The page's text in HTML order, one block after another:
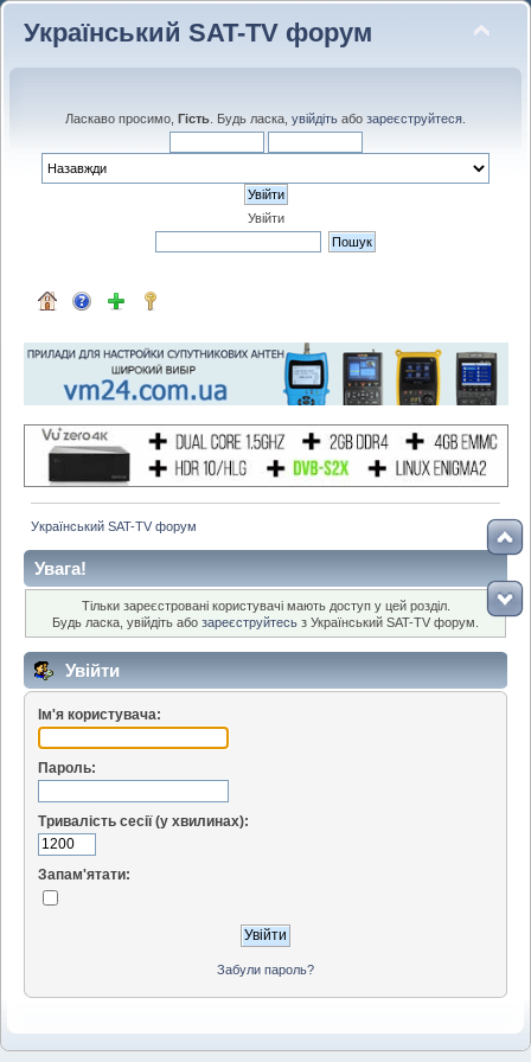
Український SAT-TV форум
Ласкаво просимо, Гість . Будь ласка, увійдіть або зареєструйтеся
Увійти
Український SAT-TV форум
Увага!
Тільки зареєстровані користувачі мають доступ у цей розділ.
Будь ласка, увійдіть або зареєструйтесь з Український SAT-TV форум.
Увійти
Ім'я користувача:
Пароль:
Тривалість сесії (у хвилинах):
Запам'ятати:
Забули пароль?